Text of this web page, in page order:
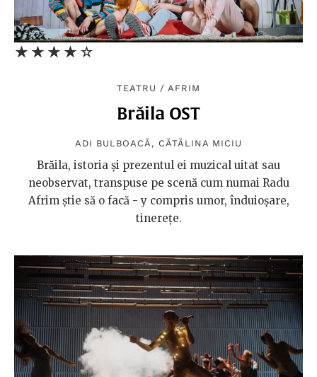
★★★★★
☆☆☆☆☆
TEATRU /AFRIM
Brăila OST
ADI BULBOACĂ , CĂTĂLINA MICIU
Brăila, istoria și prezentul ei muzical uitat sau
neobservat, transpuse pe scenă cum numai Radu
Afrim știe să o facă - y compris umor, înduioșare,
tinerețe.